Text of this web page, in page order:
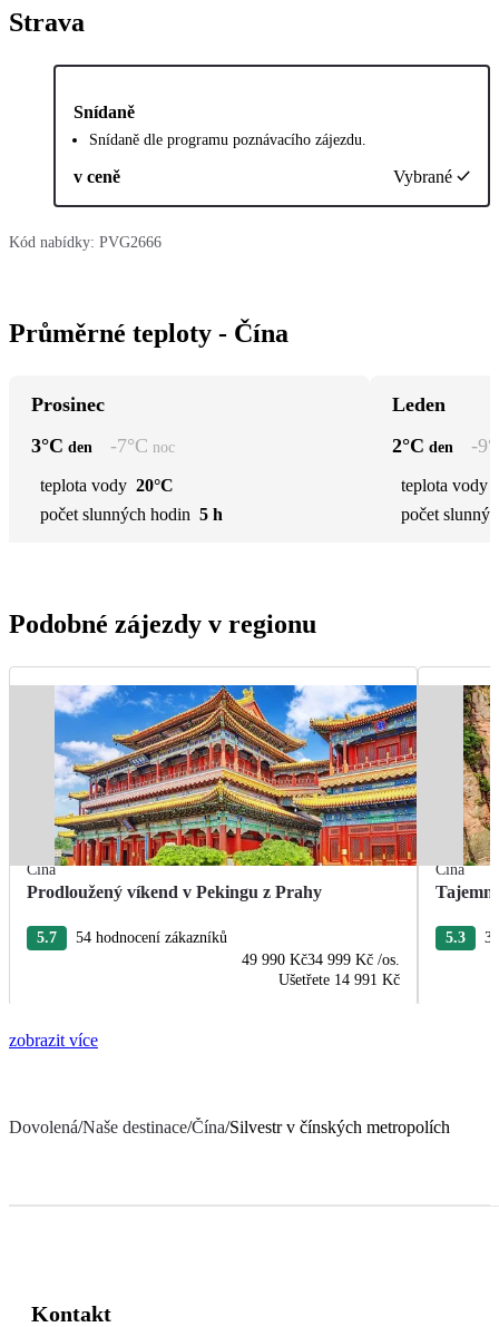
Strava
Snídaně
Snídaně dle programu poznávacího zájezdu.
v ceně Vybrané
Kód nabídky: PVG2666
Průměrné teploty - Čína
Prosinec
3°C den -7°C noc
teplota vody 20°C
počet slunných hodin 5 h
Leden
2°C den -9
teplota vody
počet
Podobné zájezdy v regionu
Čína
Prodloužený víkend v Pekingu z Prahy
5.7
54 hodnocení zákazníků
49 990 Kč34 999 Kč /os.
Ušetřete 14 991 Kč
Čína
5.3
zobrazit více
Dovolená/Naše destinace/Čína/Silvestr v čínských metropolích
Kontakt